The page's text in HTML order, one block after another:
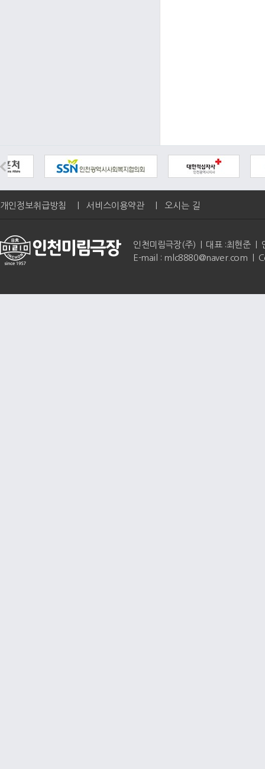
개인정보취급방침 서비스이용약관 오시는 길
인천미림극장(주) | 대표 :최현준 |
E-mail : mlc8880@naver.com |